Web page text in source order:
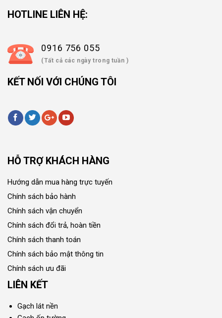
HOTLINE LIÊN HỆ:
0916 756 055
(Tất cả các ngày trong tuần )
KẾT NỐI VỚI CHÚNG TÔI
HỖ TRỢ KHÁCH HÀNG
Hướng dẫn mua hàng trực tuyến
Chính sách bảo hành
Chính sách vận chuyển
Chính sách đổi trả, hoàn tiền
Chính sách thanh toán
Chính sách bảo mật thông tin
Chính sách ưu đãi
LIÊN KẾT
Gạch lát nền